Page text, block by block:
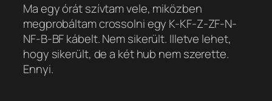
Ma egy órát szívtam vele, miközben
megprobáltam crossolni egy K-KF-Z-ZF-N-
NF-B-BF kábelt. Nem sikerült. Illetve lehet,
hogy sikerült, de a két hub nem szerette.
Ennyi.